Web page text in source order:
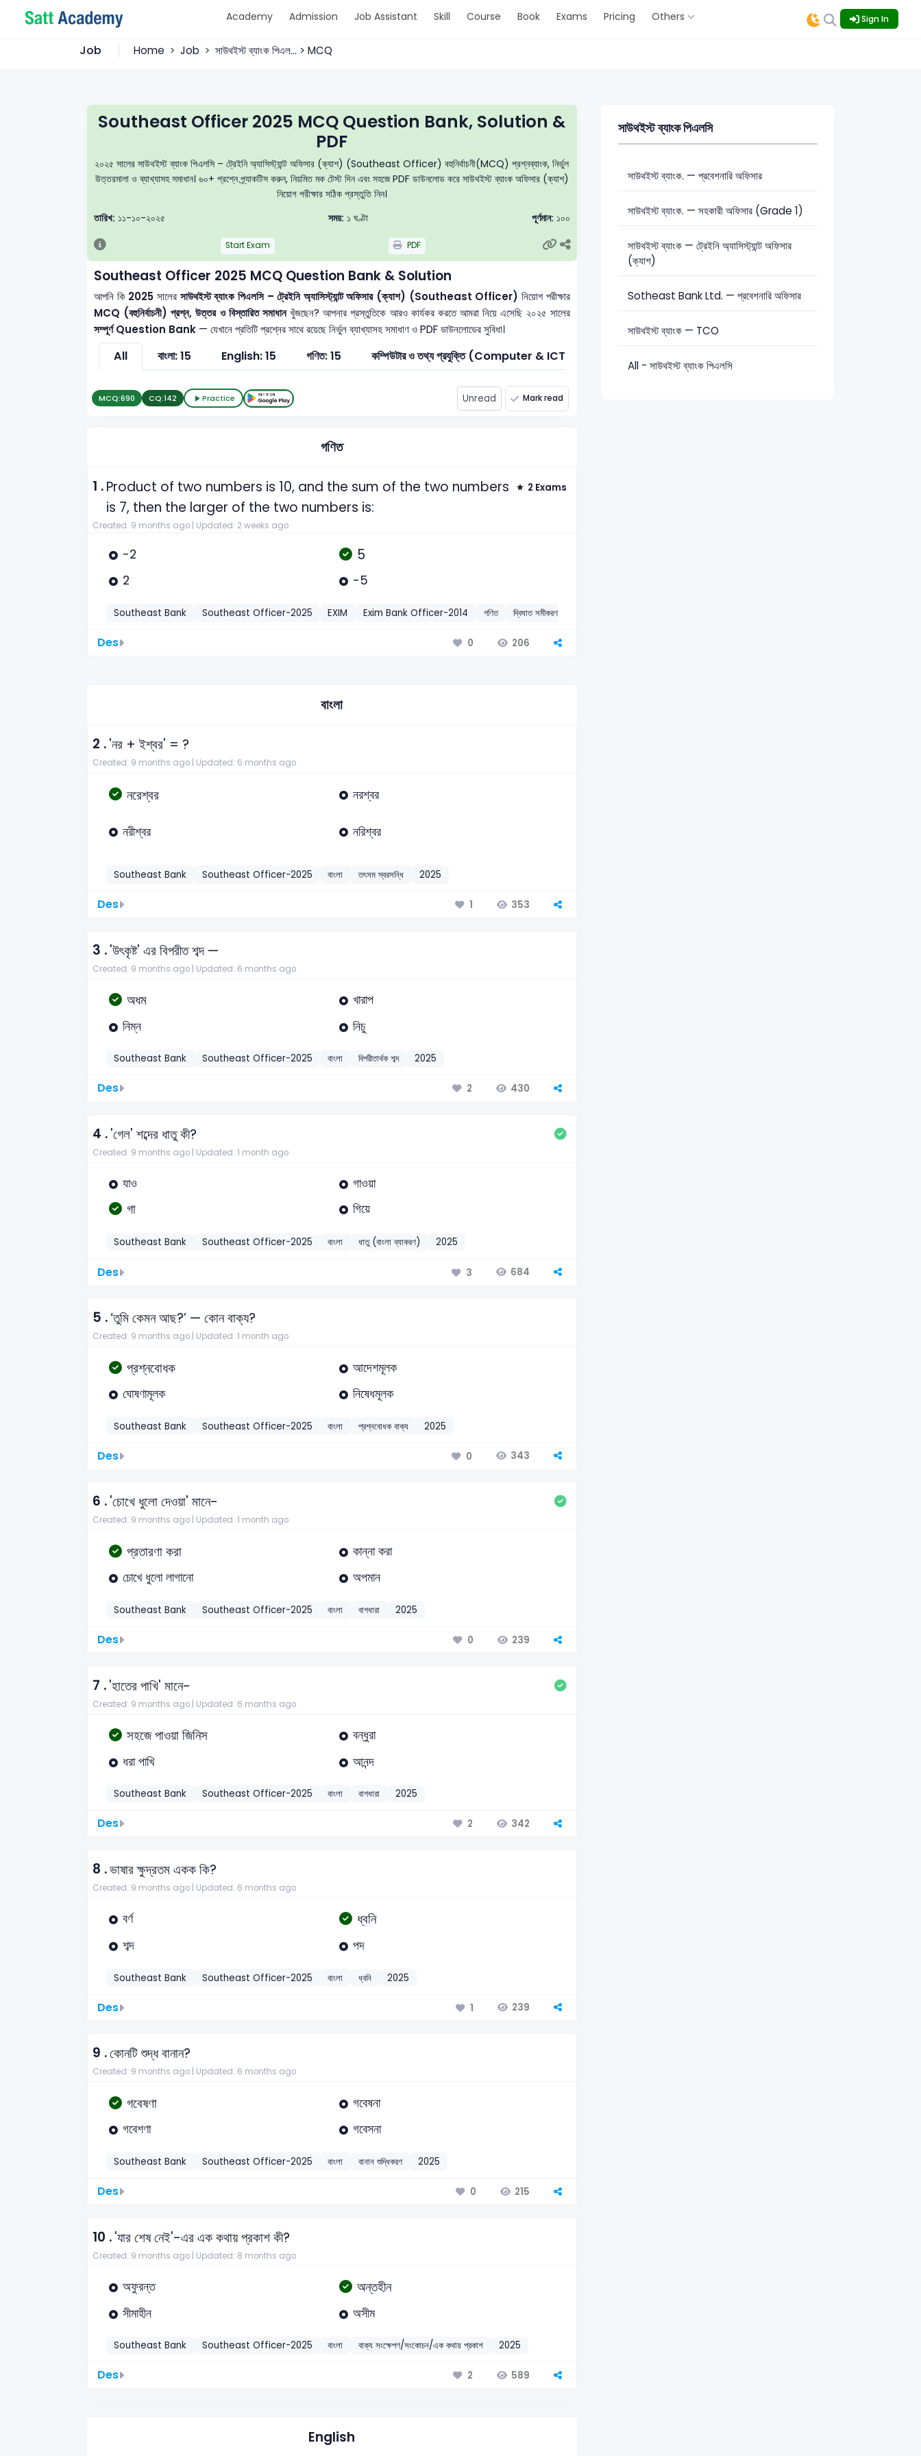
Academy Admission Job Assistant Skill Course Book Exams Pricing Others Sign In
Job Home Job সাউথইস্ট ব্যাংক পিএল... > MCQ
Southeast Officer 2025 MCQ Question Bank, Solution &
PDF
২০২৫ সালের সাউথইস্ট ব্যাংক পিএলসি – ট্রেইনি অ্যাসিস্ট্যান্ট অফিসার (ক্যাশ) (Southeast Officer) বহুনির্বাচনী(MCQ) প্রশ্নব্যাংক, নির্ভুল
উত্তরমালা ও ব্যাখ্যাসহ সমাধান। ৬০+ প্রশ্নে প্র্যাকটিস করুন, নিয়মিত মক টেস্ট দিন এবং সহজে PDF ডাউনলোড করে সাউথইস্ট ব্যাংক অফিসার (ক্যাশ)
নিয়োগ পরীক্ষার সঠিক প্রস্তুতি নিন।
তারিখ: ১১-১০-২০২৫ সময়: ১ ঘণ্টা পূর্ণমান: ১০০
Start Exam PDF
Southeast Officer 2025 MCQ Question Bank & Solution
আপনি কি 2025 সালের সাউথইস্ট ব্যাংক পিএলসি – ট্রেইনি অ্যাসিস্ট্যান্ট অফিসার (ক্যাশ) (Southeast Officer)নিয়োগ পরীক্ষার
MCQ (বহুনির্বাচনী) প্রশ্ন, উত্তর ও বিস্তারিত সমাধানখুঁজছেন? আপনার প্রস্তুতিকে আরও কার্যকর করতে আমরা নিয়ে এসেছি ২০২৫ সালের
সম্পূর্ণ Question Bank — যেখানে প্রতিটি প্রশ্নের সাথে রয়েছে নির্ভুল ব্যাখ্যাসহ সমাধাণ ও PDF ডাউনলোডের সুবিধা।
All বাংলা: 15 English: 15 গণিত: 15 কম্পিউটার ও তথ্য প্রযুক্তি (Computer & ICT): 4
MCQ:690 CQ:142 Practice Unread Mark read
গণিত
1 .Product of two numbers is 10, and the sum of the two numbers
is 7, then the larger of the two numbers is:
2 Exams
Created: 9 months ago | Updated: 2 weeks ago
-2 5
2 -5
Southeast Bank Southeast Officer-2025 EXIM Exim Bank Officer-2014 গণিত দ্বিঘাত সমীকরণ (Quadratic equation)
Des 0 206
বাংলা
2 .'নর + ইশ্বর' = ?
Created: 9 months ago | Updated: 6 months ago
নরেশ্বর নরশ্বর
নরীশ্বর নরিশ্বর
Southeast Bank Southeast Officer-2025 বাংলা তৎসম স্বরসন্ধি 2025
Des 1 353
3 .'উৎকৃষ্ট' এর বিপরীত শব্দ —
Created: 9 months ago | Updated: 6 months ago
অধম
খারাপ
নিম্ন
নিচু
Southeast Bank Southeast Officer-2025 বাংলা বিপরীতার্থক শব্দ 2025
Des 2 430
4 .'গেল' শব্দের ধাতু কী?
Created: 9 months ago | Updated: 1 month ago
যাও গাওয়া
গা গিয়ে
Southeast Bank Southeast Officer-2025 বাংলা ধাতু (বাংলা ব্যাকরণ) 2025
Des 3 684
5 .‘তুমি কেমন আছ?’ — কোন বাক্য?
Created: 9 months ago | Updated: 1 month ago
প্রশ্নবোধক
আদেশমূলক
ঘোষণামূলক
নিষেধমূলক
Southeast Bank Southeast Officer-2025 বাংলা প্রশ্নবোধক বাক্য 2025
Des 0 343
6 .'চোখে ধুলো দেওয়া' মানে-
Created: 9 months ago | Updated: 1 month ago
প্রতারণা করা
কান্না করা
চোখে ধুলো লাগানো
অপমান
Southeast Bank Southeast Officer-2025 বাংলা বাগধারা 2025
Des 0 239
7 .'হাতের পাখি' মানে-
Created: 9 months ago | Updated: 6 months ago
সহজে পাওয়া জিনিস
বন্ধুরা
ধরা পাখি
আনন্দ
Southeast Bank Southeast Officer-2025 বাংলা বাগধারা 2025
Des 2 342
8 .ভাষার ক্ষুদ্রতম একক কি?
Created: 9 months ago | Updated: 6 months ago
বর্ণ ধ্বনি
শব্দ পদ
Southeast Bank Southeast Officer-2025 বাংলা ধ্বনি 2025
Des 1 239
9 .কোনটি শুদ্ধ বানান?
Created: 9 months ago | Updated: 6 months ago
গবেষণা
গবেষনা
গবেশণা
গবেসনা
Southeast Bank Southeast Officer-2025 বাংলা বানান শুদ্ধিকরণ 2025
Des 0 215
10 .'যার শেষ নেই'-এর এক কথায় প্রকাশ কী?
Created: 9 months ago | Updated: 8 months ago
অফুরন্ত অন্তহীন
সীমাহীন অসীম
Southeast Bank Southeast Officer-2025 বাংলা বাক্য সংক্ষেপণ/সংকোচন/এক কথায় প্রকাশ 2025
Des 2 589
English
সাউথইস্ট ব্যাংক পিএলসি
সাউথইস্ট ব্যাংক. — প্রবেশনারি অফিসার
সাউথইস্ট ব্যাংক. — সহকারী অফিসার (Grade 1)
সাউথইস্ট ব্যাংক — ট্রেইনি অ্যাসিস্ট্যান্ট অফিসার
(ক্যাশ)
Sotheast Bank Ltd. — প্রবেশনারি অফিসার
সাউথইস্ট ব্যাংক — TCO
All - সাউথইস্ট ব্যাংক পিএলসি